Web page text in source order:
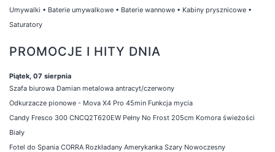
Umywalki • Baterie umywalkowe • Baterie wannowe • Kabiny prysznicowe •
Saturatory
PROMOCJE I HITY DNIA
Piątek, 07 sierpnia
Szafa biurowa Damian metalowa antracyt/czerwony
Odkurzacze pionowe - Mova X4 Pro 45min Funkcja mycia
Candy Fresco 300 CNCQ2T620EW Pełny No Frost 205cm Komora świeżości
Biały
Fotel do Spania CORRA Rozkładany Amerykanka Szary Nowoczesny